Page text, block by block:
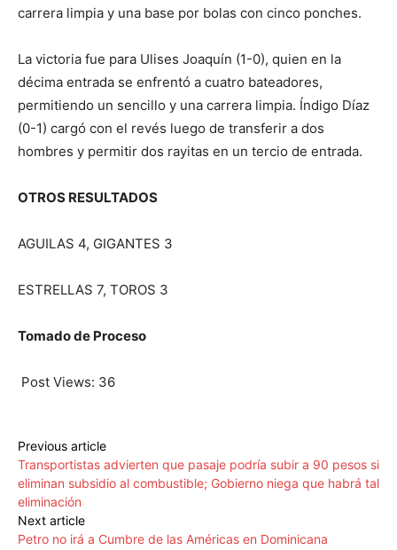
carrera limpia y una base por bolas con cinco ponches.
La victoria fue para Ulises Joaquín (1-0), quien en la
décima entrada se enfrentó a cuatro bateadores,
permitiendo un sencillo y una carrera limpia. Índigo Díaz
(0-1) cargó con el revés luego de transferir a dos
hombres y permitir dos rayitas en un tercio de entrada.
OTROS RESULTADOS
AGUILAS 4, GIGANTES 3
ESTRELLAS 7, TOROS 3
Tomado de Proceso
Post Views: 36
Previous article
Transportistas advierten que pasaje podría subir a 90 pesos si
eliminan subsidio al combustible; Gobierno niega que habrá tal
eliminación
Next article
Petro no irá a Cumbre de las Américas en Dominicana